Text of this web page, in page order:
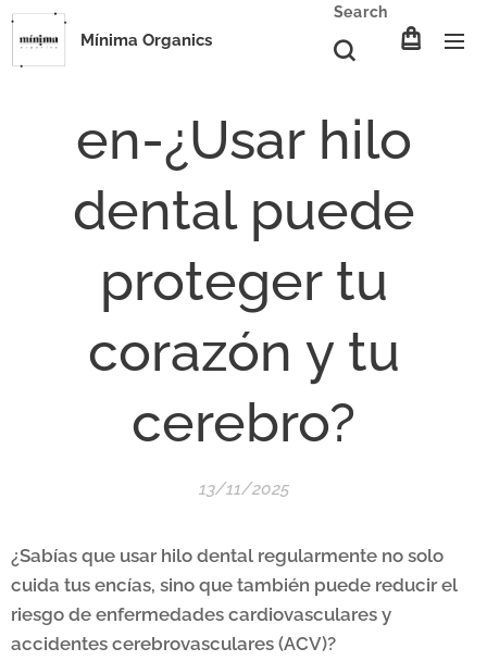
Mínima Organics
Search
en-¿Usar hilo
dental puede
proteger tu
corazón y tu
cerebro?
13/11/2025
¿Sabías que usar hilo dental regularmente no solo
cuida tus encías, sino que también puede reducir el
riesgo de enfermedades cardiovasculares y
accidentes cerebrovasculares (ACV)?